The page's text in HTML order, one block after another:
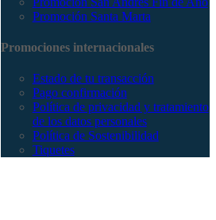
Promoción Santa Marta
Promociones internacionales
Estado de tu transacción
Pago confirmación
Política de privacidad y tratamiento
de los datos personales
Política de Sostenibilidad
Tiquetes